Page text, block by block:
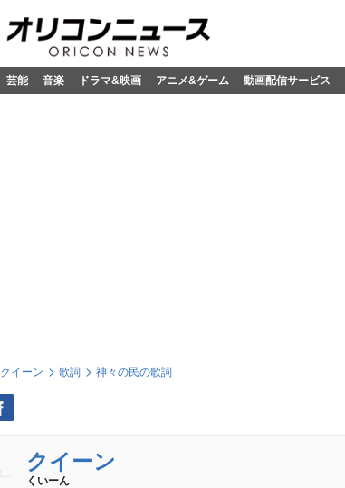
芸能 音楽 ドラマ&映画 アニメ&ゲーム 動画配信サービス
クイーン 歌詞 神々の民の歌詞
クイーン
くいーん